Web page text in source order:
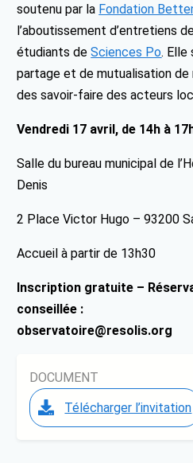
soutenu par la Fondation
l’aboutissement d’entretiens
étudiants deSciences Po. Elle
partage et de mutualisation de
des savoir-faire des acteurs
Vendredi 17 avril, de 14h à
Salle du bureau municipal de
Denis
2 Place Victor Hugo – 93200
Accueil à partir de 13h30
Inscription gratuite –
conseillée :
observatoire@resolis.org
DOCUMENT
Télécharger l’invitation